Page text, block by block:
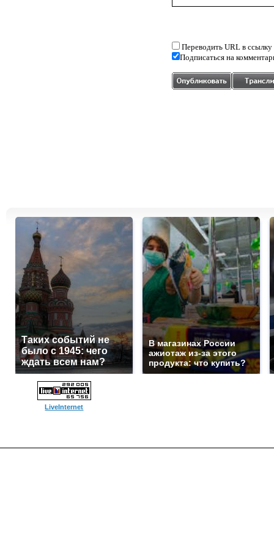
Переводить URL в ссылку
Подписаться на
Таких событий не
было с 1945: чего
ждать всем нам?
В магазинах России
ажиотаж из-за этого
продукта: что купить?
LiveInternet